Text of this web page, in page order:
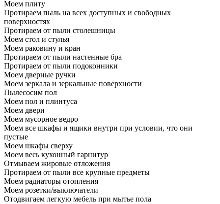
Моем плиту
Протираем пыль на всех доступных и свободных
поверхностях
Протираем от пыли столешницы
Моем стол и стулья
Моем раковину и кран
Протираем от пыли настенные бра
Протираем от пыли подоконники
Моем дверные ручки
Моем зеркала и зеркальные поверхности
Пылесосим пол
Моем пол и плинтуса
Моем двери
Моем мусорное ведро
Моем все шкафы и ящики внутри при условии, что они
пустые
Моем шкафы сверху
Моем весь кухонный гарнитур
Отмываем жировые отложения
Протираем от пыли все крупные предметы
Моем радиаторы отопления
Моем розетки/выключатели
Отодвигаем легкую мебель при мытье пола